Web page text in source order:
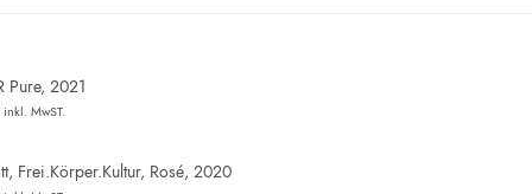
Pure, 2021
inkl. MwST.
Frei.Körper.Kultur, Rosé, 2020